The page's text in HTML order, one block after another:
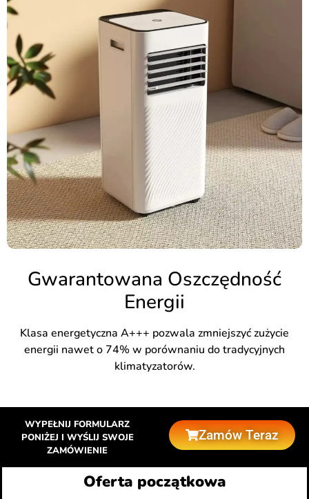
Gwarantowana Oszczędność
Energii
Klasa energetyczna A+++ pozwala zmniejszyć zużycie
energii nawet o 74% w porównaniu do tradycyjnych
klimatyzatorów.
WYPEŁNIJ FORMULARZ
PONIŻEJ I WYŚLIJ SWOJE
ZAMÓWIENIE
Zamów Teraz
Oferta początkowa